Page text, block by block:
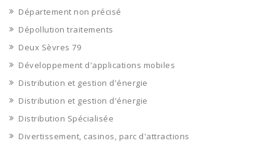
Département non précisé
Dépollution traitements
Deux Sèvres 79
Développement d'applications mobiles
Distribution et gestion d'énergie
Distribution et gestion d'énergie
Distribution Spécialisée
Divertissement, casinos, parc d'attractions